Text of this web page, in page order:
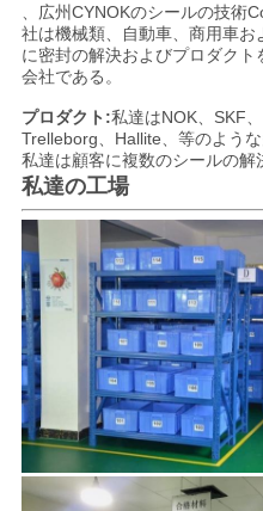
、広州CYNOKのシールの技術
社は機械類、自動車、商用車
に密封の解決およびプロダク
会社である。
プロダクト:私達はNOK、SKF
Trelleborg、Hallite、等のよう
私達は顧客に複数のシールの解
私達の工場